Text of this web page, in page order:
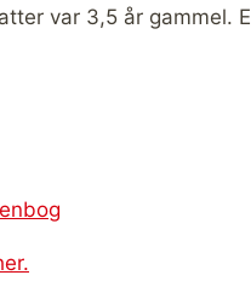
var 3,5 år gammel.